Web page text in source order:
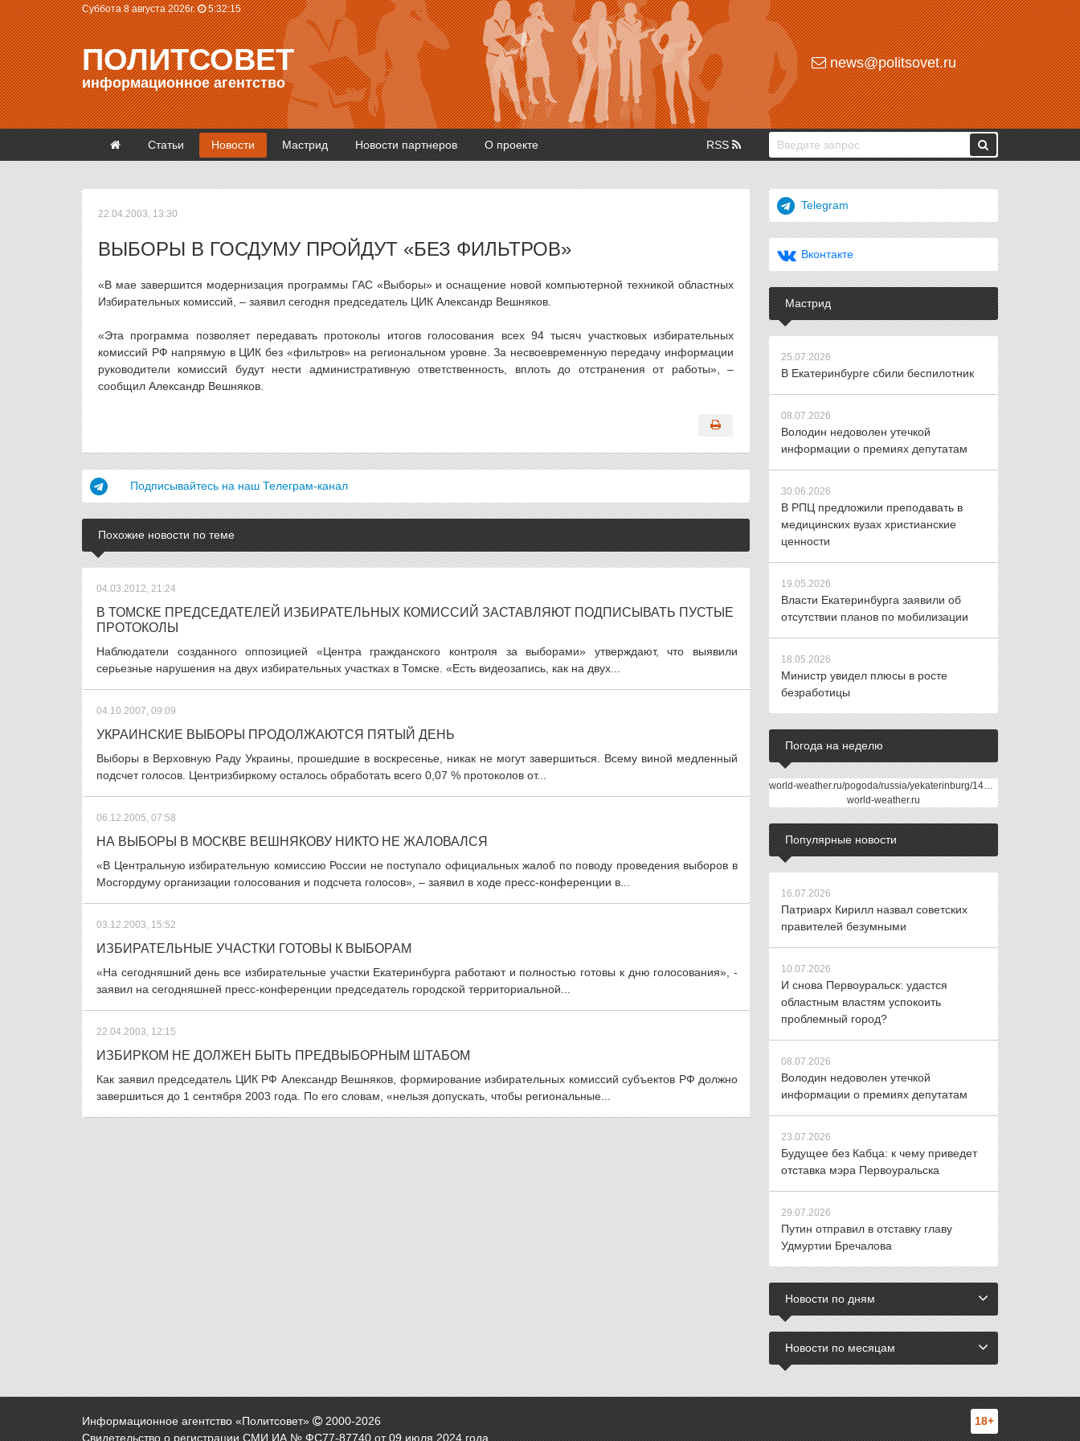
Суббота 8 августа 2026г. 5:32:15
ПОЛИТСОВЕТ
информационное агентство
news@politsovet.ru
Статьи Новости Мастрид Новости партнеров О проекте RSS
22.04.2003, 13:30
ВЫБОРЫ В ГОСДУМУ ПРОЙДУТ «БЕЗ ФИЛЬТРОВ»
«В мае завершится модернизация программы ГАС «Выборы» и оснащение новой компьютерной техникой областных
Избирательных комиссий, – заявил сегодня председатель ЦИК Александр Вешняков.
«Эта программа позволяет передавать протоколы итогов голосования всех 94 тысяч участковых избирательных
комиссий РФ напрямую в ЦИК без «фильтров» на региональном уровне. За несвоевременную передачу информации
руководители комиссий будут нести административную ответственность, вплоть до отстранения от работы», –
сообщил Александр Вешняков.
Подписывайтесь на наш Телеграм-канал
Похожие новости по теме
04.03.2012, 21:24
В ТОМСКЕ ПРЕДСЕДАТЕЛЕЙ ИЗБИРАТЕЛЬНЫХ КОМИССИЙ ЗАСТАВЛЯЮТ ПОДПИСЫВАТЬ ПУСТЫЕ
ПРОТОКОЛЫ
Наблюдатели созданного оппозицией «Центра гражданского контроля за выборами» утверждают, что выявили
серьезные нарушения на двух избирательных участках в Томске. «Есть видеозапись, как на двух...
04.10.2007, 09:09
УКРАИНСКИЕ ВЫБОРЫ ПРОДОЛЖАЮТСЯ ПЯТЫЙ ДЕНЬ
Выборы в Верховную Раду Украины, прошедшие в воскресенье, никак не могут завершиться. Всему виной медленный
подсчет голосов. Центризбиркому осталось обработать всего 0,07 % протоколов от...
06.12.2005, 07:58
НА ВЫБОРЫ В МОСКВЕ ВЕШНЯКОВУ НИКТО НЕ ЖАЛОВАЛСЯ
«В Центральную избирательную комиссию России не поступало официальных жалоб по поводу проведения выборов в
Мосгордуму организации голосования и подсчета голосов», – заявил в ходе пресс-конференции в...
03.12.2003, 15:52
ИЗБИРАТЕЛЬНЫЕ УЧАСТКИ ГОТОВЫ К ВЫБОРАМ
«На сегодняшний день все избирательные участки Екатеринбурга работают и полностью готовы к дню голосования», -
заявил на сегодняшней пресс-конференции председатель городской территориальной...
22.04.2003, 12:15
ИЗБИРКОМ НЕ ДОЛЖЕН БЫТЬ ПРЕДВЫБОРНЫМ ШТАБОМ
Как заявил председатель ЦИК РФ Александр Вешняков, формирование избирательных комиссий субъектов РФ должно
завершиться до 1 сентября 2003 года. По его словам, «нельзя допускать, чтобы региональные...
Telegram
Вконтакте
Мастрид
25.07.2026
В Екатеринбурге сбили беспилотник
08.07.2026
Володин недоволен утечкой
информации о премиях депутатам
30.06.2026
В РПЦ предложили преподавать в
медицинских вузах христианские
ценности
19.05.2026
Власти Екатеринбурга заявили об
отсутствии планов по мобилизации
18.05.2026
Министр увидел плюсы в росте
безработицы
Погода на неделю
world-weather.ru/pogoda/russia/yekaterinburg/14days/
world-weather.ru
Популярные новости
16.07.2026
Патриарх Кирилл назвал советских
правителей безумными
10.07.2026
И снова Первоуральск: удастся
областным властям успокоить
проблемный город?
08.07.2026
Володин недоволен утечкой
информации о премиях депутатам
23.07.2026
Будущее без Кабца: к чему приведет
отставка мэра Первоуральска
29.07.2026
Путин отправил в отставку главу
Удмуртии Бречалова
Новости по дням
Новости по месяцам
Информационное агентство «Политсовет» 2000-2026
Свидетельство о регистрации СМИ ИА № ФС77-87740 от 09 июля 2024 года.
18+